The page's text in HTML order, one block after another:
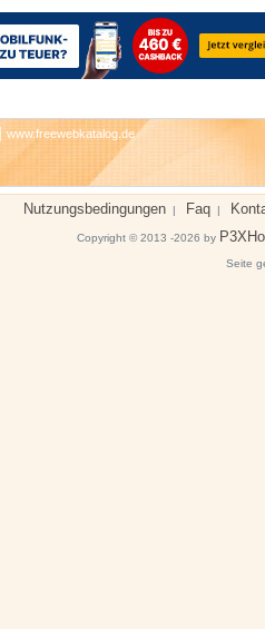
www.freewebkatalog.de
Nutzungsbedingungen | Faq |
Copyright © 2013 -2026 by
Seite